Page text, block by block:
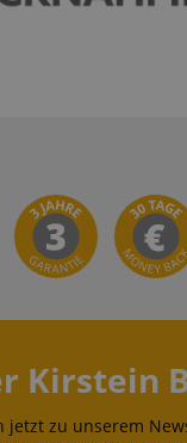
Kirstein
jetzt zu unserem